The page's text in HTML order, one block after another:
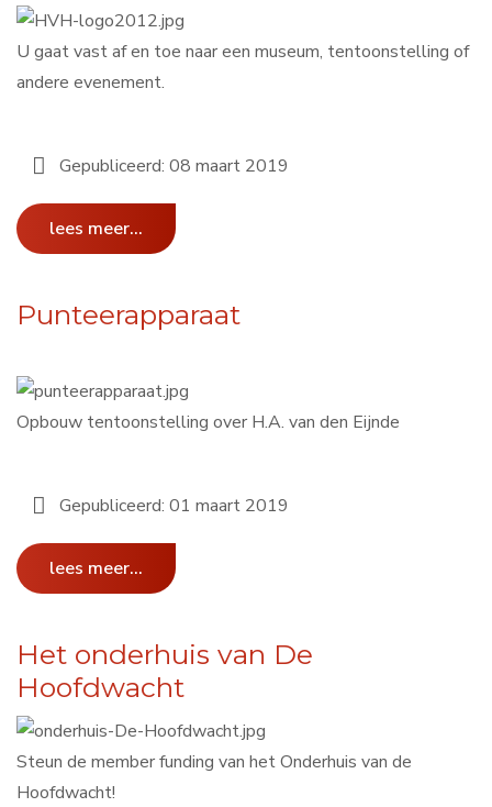
U gaat vast af en toe naar een museum, tentoonstelling of
andere evenement.
Gepubliceerd: 08 maart 2019
lees meer...
Punteerapparaat
Opbouw tentoonstelling over H.A. van den Eijnde
Gepubliceerd: 01 maart 2019
lees meer...
Het onderhuis van De
Hoofdwacht
Steun de member funding van het Onderhuis van de
Hoofdwacht!